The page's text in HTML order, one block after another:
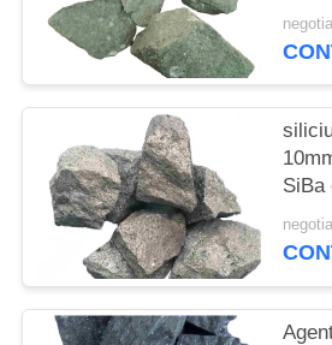
PRIVACY
POLICY
SiBa
de